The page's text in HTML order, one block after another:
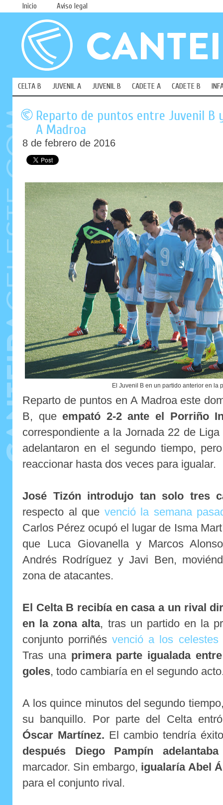
Inicio Aviso legal
CELTA B JUVENIL A JUVENIL B CADETE A CADETE B
Reparto de puntos entre Juvenil
A Madroa
8 de febrero de 2016
El Juvenil B en un partido anterior en la
Reparto de puntos en A Madroa este
B, que empató 2-2 ante el Porriño
correspondiente a la Jornada 22 de
adelantaron en el segundo tiempo,
reaccionar hasta dos veces para igualar.
José Tizón introdujo tan solo tres
respecto al que venció la semana
Carlos Pérez ocupó el lugar de Isma
que Luca Giovanella y Marcos
Andrés Rodríguez y Javi Ben,
zona de atacantes.
El Celta B recibía en casa a un rival
en la zona alta, tras un partido en la
conjunto porriñésvenció a los celestes
Tras una primera parte igualada
goles, todo cambiaría en el segundo
A los quince minutos del segundo
su banquillo. Por parte del Celta
Óscar Martínez. El cambio tendría
después Diego Pampín
marcador. Sin embargo, igualaría Abel
para el conjunto rival.